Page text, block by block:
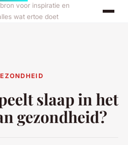
voor inspiratie en
wat ertoe doet
slaap in het
gezondheid?